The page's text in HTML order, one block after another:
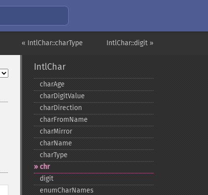
IntlChar::digit »
« IntlChar::charType
IntlChar
charAge
charDigitValue
charDirection
charFromName
charMirror
charName
charType
chr
digit
enumCharNames